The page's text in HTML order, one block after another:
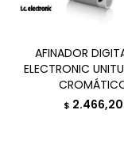
AFINADOR
ELECTRONIC
$ 2.466,20